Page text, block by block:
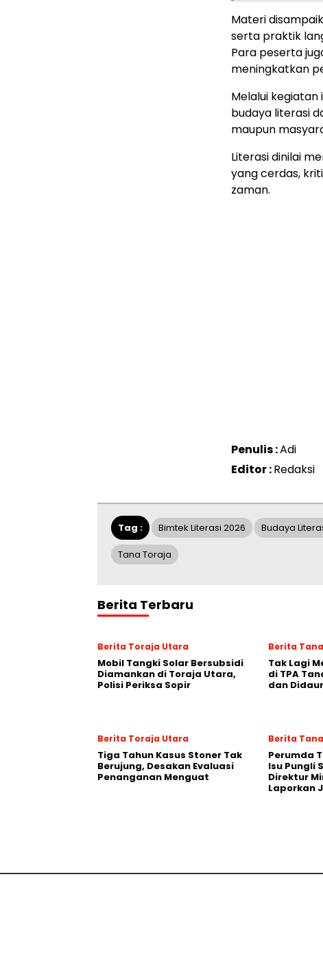
Materi
serta praktik
Para peserta
meningkatkan
Melalui
budaya literasi
maupun
Literasi dinilai
yang cerdas,
zaman.
Penulis :Adi
Editor :Redaksi
Tag : Bimtek Literasi 2026 Budaya
Tana Toraja
Berita Terbaru
Berita Toraja Utara
Mobil Tangki Solar Bersubsidi
Diamankan di Toraja Utara,
Polisi Periksa Sopir
Berita
Tak Lagi
di TPA
dan
Berita Toraja Utara
Tiga Tahun Kasus Stoner Tak
Berujung, Desakan Evaluasi
Penanganan Menguat
Berita
Perumda
Isu Pungli
Direktur
Laporkan